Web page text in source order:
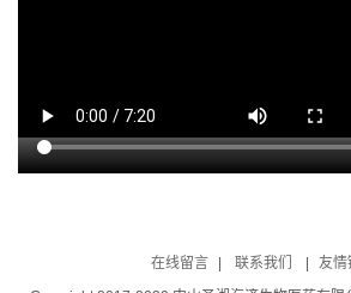
在线留言 联系我们
友情